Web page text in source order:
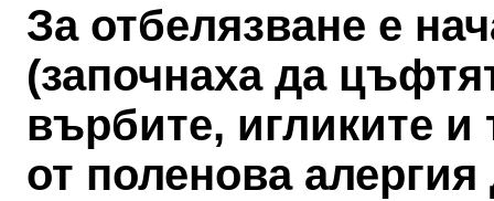
За отбелязване е
(започнаха да
върбите, игликите
от поленова